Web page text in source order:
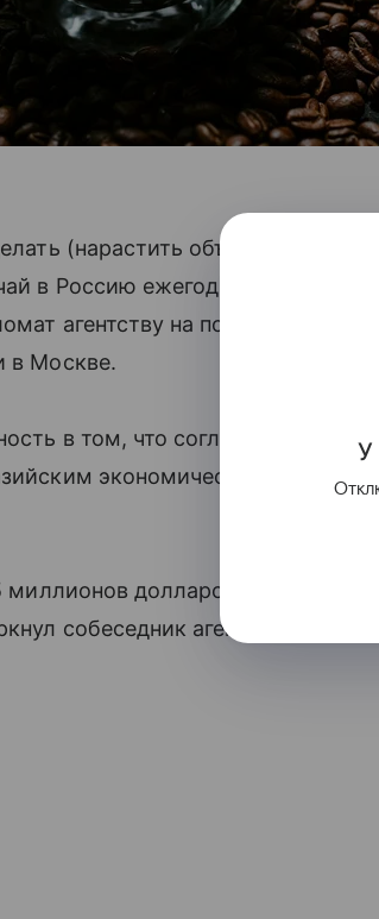
(нарастить объем поставок
в Россию ежегодно примерно
агентству на полях
в Москве.
в том, что соглашение о зоне
экономическим союзом
долларов
собеседник агентства.
У